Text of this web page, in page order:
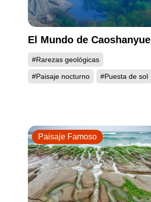
El Mundo de Caoshanyue
#Rarezas geológicas
#Paisaje nocturno #Puesta de sol
Paisaje Famoso